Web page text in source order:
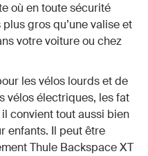
où en toute sécurité
gros qu’une valise et
votre voiture ou chez
les vélos lourds et de
vélos électriques, les fat
convient tout aussi bien
enfants. Il peut être
Thule Backspace XT